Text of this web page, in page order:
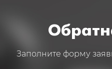
Заполните форму